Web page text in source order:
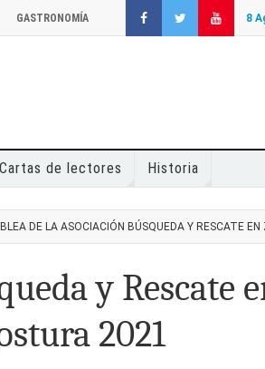
8
GASTRONOMÍA
Cartas de lectores Historia
DE LA ASOCIACIÓN BÚSQUEDA Y RESCATE
y Rescate
2021